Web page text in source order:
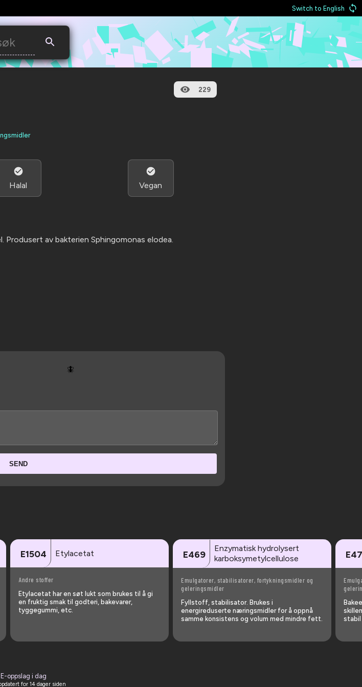
Switch to English
229
Halal Vegan
Produsert av bakterien Sphingomonas elodea.
SEND
E1504 Etylacetat
Andre stoffer
Etylacetat har en søt lukt som brukes til å gi
en fruktig smak til godteri, bakevarer,
tyggegummi, etc.
E469
Enzymatisk hydrolysert
karboksymetylcellulose
Emulgatorer, stabilisatorer, fortykningsmidler og
geleringsmidler
Fyllstoff, stabilisator. Brukes i
energireduserte næringsmidler for å oppnå
samme konsistens og volum med mindre fett.
stabil
E-oppslag i dag
for 14 dager siden
🪰